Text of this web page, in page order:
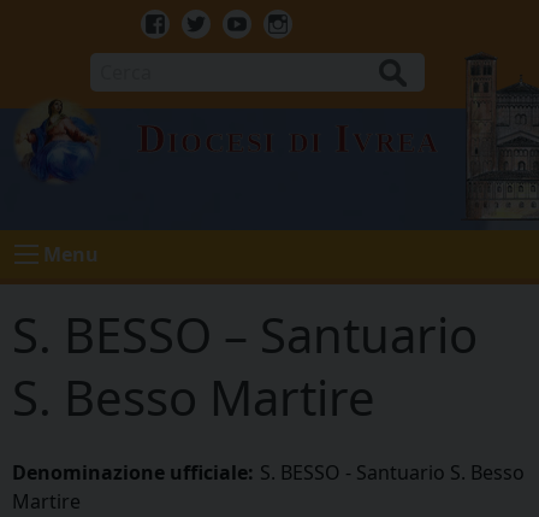
Facebook
TwitterYoutubeInstagram
Diocesi di Ivrea
Menu
S. BESSO – Santuario
S. Besso Martire
Denominazione ufficiale: S. BESSO - Santuario S. Besso
Martire